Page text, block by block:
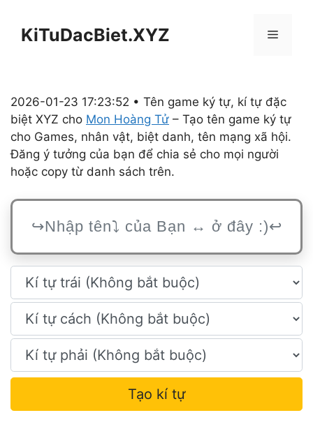
KiTuDacBiet.XYZ Menu
2026-01-23 17:23:52 • Tên game ký tự, kí tự đặc
biệt XYZ cho Mon Hoàng Tử – Tạo tên game ký tự
cho Games, nhân vật, biệt danh, tên mạng xã hội.
Đăng ý tưởng của bạn để chia sẻ cho mọi người
hoặc copy từ danh sách trên.
Tạo kí tự